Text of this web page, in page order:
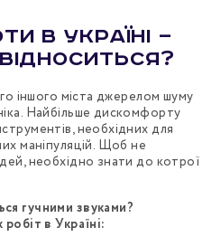
в Україні —
іншого міста джерелом шуму
Найбільше дискомфорту
необхідних для
маніпуляцій. Щоб не
необхідно знати до котрої
гучними звуками?
в Україні: